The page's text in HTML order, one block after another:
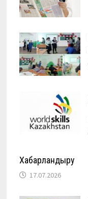
Хабарландыру
17.07.2026